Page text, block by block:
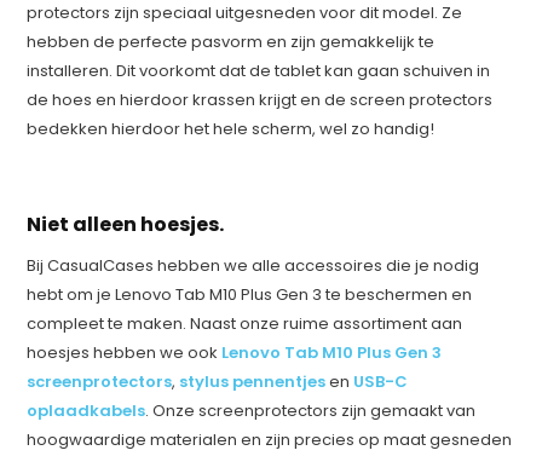
protectors zijn speciaal uitgesneden voor dit model. Ze
hebben de perfecte pasvorm en zijn gemakkelijk te
installeren. Dit voorkomt dat de tablet kan gaan schuiven in
de hoes en hierdoor krassen krijgt en de screen protectors
bedekken hierdoor het hele scherm, wel zo handig!
Niet alleen hoesjes.
Bij CasualCases hebben we alle accessoires die je nodig
hebt om je Lenovo Tab M10 Plus Gen 3 te beschermen en
compleet te maken. Naast onze ruime assortiment aan
hoesjes hebben we ook Lenovo Tab M10 Plus Gen 3
screenprotectors, stylus pennentjesen USB-C
oplaadkabels. Onze screenprotectors zijn gemaakt van
hoogwaardige materialen en zijn precies op maat gesneden